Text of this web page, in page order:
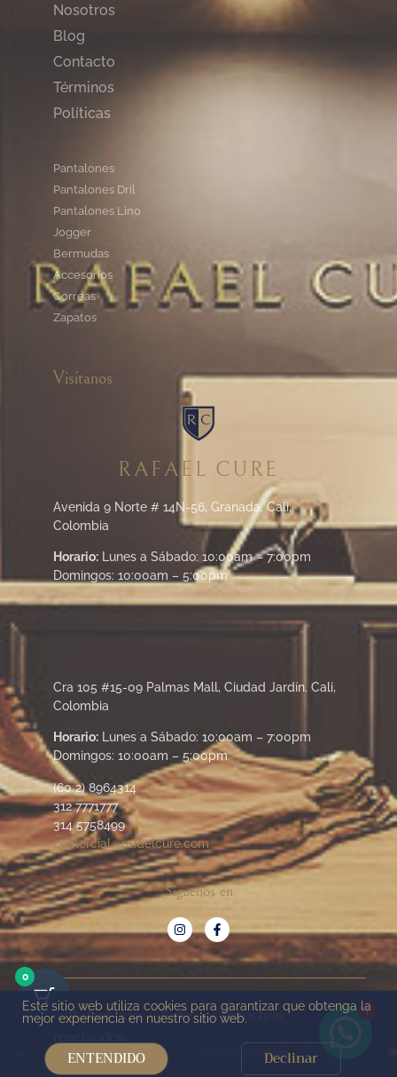
Nosotros
Blog
Contacto
Términos
Políticas
Pantalones
Pantalones Dril
Pantalones Lino
Jogger
Bermudas
Accesorios
Correas
Zapatos
Visítanos
RAFAEL CURE
Avenida 9 Norte # 14N-56, Granada. Cali,
Colombia
Horario: Lunes a Sábado: 10:00am – 7:00pm
Domingos: 10:00am – 5:00pm
Cra 105 #15-09 Palmas Mall, Ciudad Jardín. Cali,
Colombia
Horario: Lunes a Sábado: 10:00am – 7:00pm
Domingos: 10:00am – 5:00pm
(60 2) 8964314
312 7771777
314 5758499
comercial@rafaelcure.com
Síguenos en
© Rafael Cure - Todos los derechos
reservados.
0
1
Este sitio web utiliza cookies para garantizar que obtenga la
mejor experiencia en nuestro sitio web.
ENTENDIDO Declinar